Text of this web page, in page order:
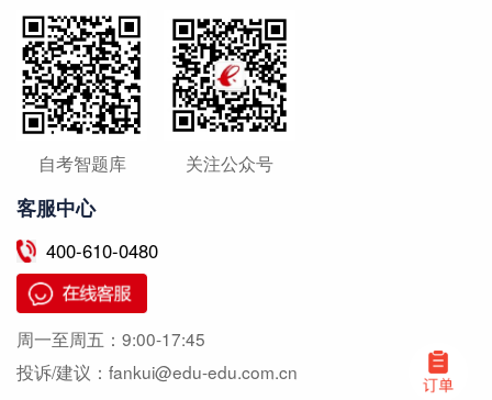
自考智题库 关注公众号
客服中心
400-610-0480
周一至周五： 9:00-17:45
投诉/建议： fankui@edu-edu.com.cn